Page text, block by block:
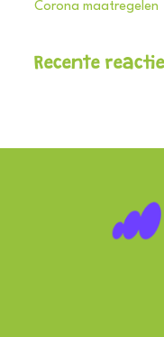
Corona maatregelen
Recente